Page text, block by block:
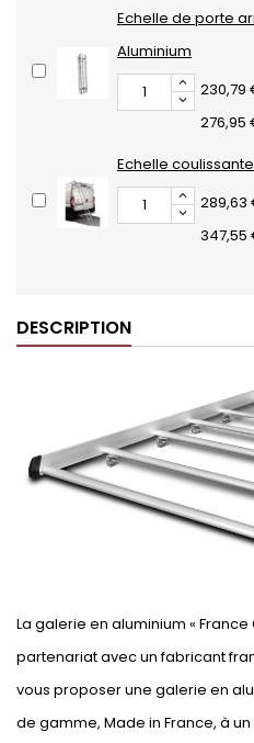
Echelle de porte
Aluminium
230,79
276,95
Echelle
289,63
347,55
DESCRIPTION
La galerie en aluminium «
partenariat avec un fabricant
vous proposer une galerie en
de gamme, Made in France, à